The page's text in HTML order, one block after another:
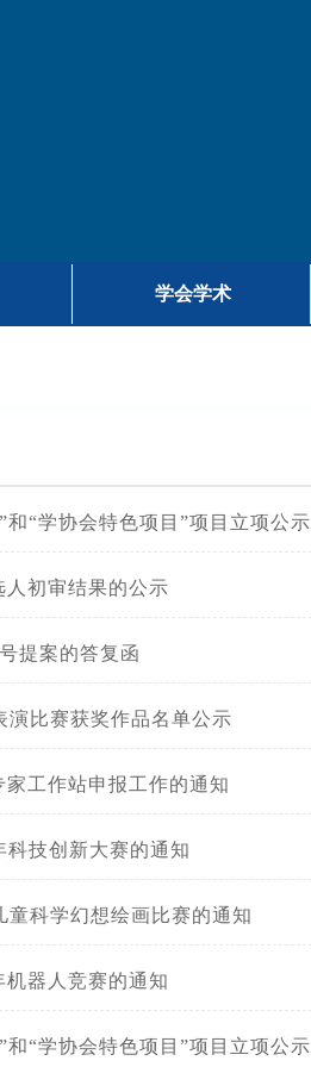
学会学术
和“学协会特色项目”项目立项公示
初审结果的公示
提案的答复函
演比赛获奖作品名单公示
工作站申报工作的通知
科技创新大赛的通知
童科学幻想绘画比赛的通知
器人竞赛的通知
和“学协会特色项目”项目立项公示